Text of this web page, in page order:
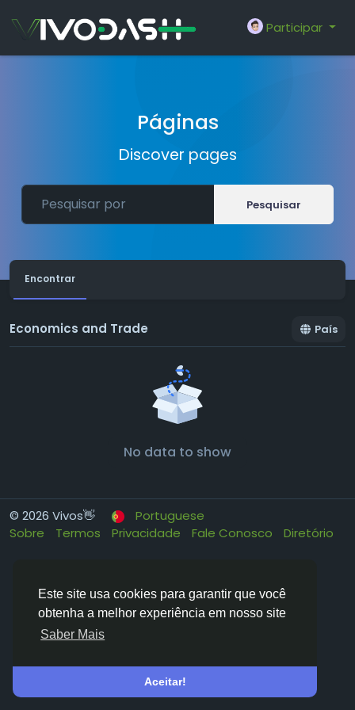
Este site usa cookies para garantir que você
obtenha a melhor experiência em nosso site
Saber Mais
Aceitar!
Participar
Páginas
Discover pages
Pesquisar
Encontrar
Economics and Trade País
No data to show
© 2026 Vivos👋
Portuguese
Sobre
Termos Privacidade Fale Conosco Diretório